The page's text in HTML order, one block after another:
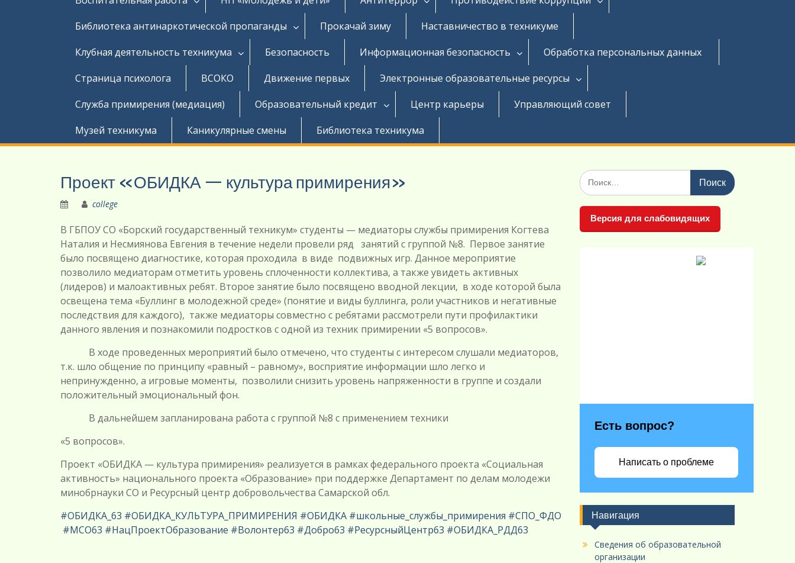
Библиотека антинаркотической пропаганды
Прокачай зиму
Наставничество в техникуме
Клубная деятельность техникума
Безопасность Информационная безопасность
Обработка персональных данных
Страница психолога
ВСОКО Движение первых
Электронные образовательные ресурсы
Служба примирения (медиация)
Образовательный кредит Центр карьеры
Управляющий совет
Музей техникума
Каникулярные смены Библиотека техникума
Проект «ОБИДКА — культура примирения»
college
В ГБПОУ СО «Борский государственный техникум» студенты — медиаторы службы примирения Когтева
Наталия и Несмиянова Евгения в течение недели провели ряд занятий с группой №8. Первое занятие
было посвящено диагностике, которая проходила в виде подвижных игр. Данное мероприятие
позволило медиаторам отметить уровень сплоченности коллектива, а также увидеть активных
(лидеров) и малоактивных ребят. Второе занятие было посвящено вводной лекции, в ходе которой была
освещена тема «Буллинг в молодежной среде» (понятие и виды буллинга, роли участников и негативные
последствия для каждого), также медиаторы совместно с ребятами рассмотрели пути профилактики
данного явления и познакомили подростков с одной из техник примирении «5 вопросов».
В ходе проведенных мероприятий было отмечено, что студенты с интересом слушали медиаторов,
т.к. шло общение по принципу «равный – равному», восприятие информации шло легко и
непринужденно, а игровые моменты, позволили снизить уровень напряженности в группе и создали
положительный эмоциональный фон.
В дальнейшем запланирована работа с группой №8 с применением техники
«5 вопросов».
Проект «ОБИДКА — культура примирения» реализуется в рамках федерального проекта «Социальная
активность» национального проекта «Образование» при поддержке Департамент по делам молодежи
минобрнауки СО и Ресурсный центр добровольчества Самарской обл.
#ОБИДКА_63 #ОБИДКА_КУЛЬТУРА_ПРИМИРЕНИЯ #ОБИДКА #школьные_службы_примирения #СПО_ФДО
#МСО63 #НацПроектОбразование #Волонтер63 #Добро63 #РесурсныйЦентр63 #ОБИДКА_РДД63
Поиск
по:
Версия для слабовидящих
Есть вопрос?
Написать о проблеме
Навигация
Сведения об образовательной
организации